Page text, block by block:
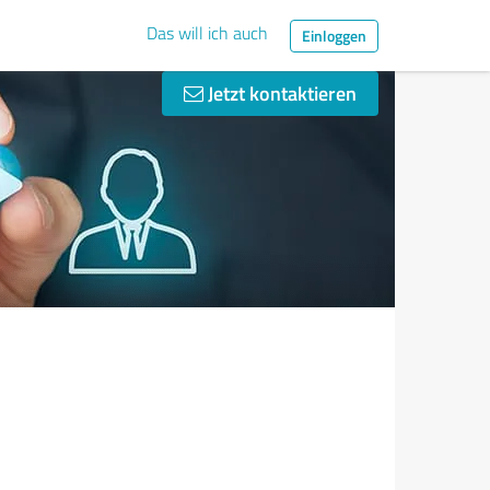
Das will ich auch Einloggen
Jetzt kontaktieren